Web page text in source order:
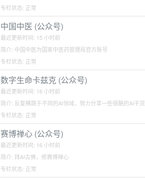
专栏状态: 正常
中国中医 (公众号)
最近更新时间: 15 小时前
简介: 中国中医为国家中医药管理局官方账号
专栏状态: 正常
数字生命卡兹克 (公众号)
最近更新时间: 16 小时前
简介: 反复横跳于不同的AI领域，努力分享一些很酷的AI干货
专栏状态: 正常
赛博禅心 (公众号)
最近更新时间: 16 小时前
简介: 拜AI古佛，修赛博禅心
专栏状态: 正常